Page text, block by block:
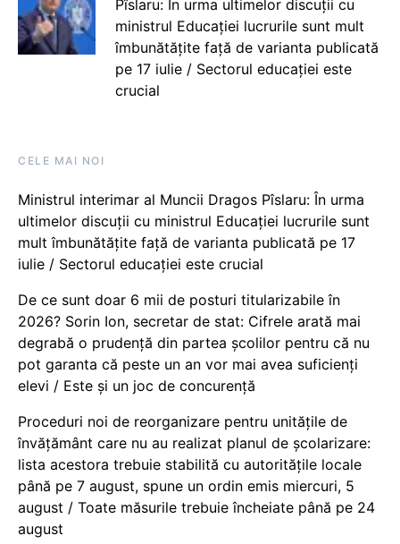
Pîslaru: În urma ultimelor discuții cu
ministrul Educației lucrurile sunt mult
îmbunătățite față de varianta publicată
pe 17 iulie / Sectorul educației este
crucial
CELE MAI NOI
Ministrul interimar al Muncii Dragos Pîslaru: În urma
ultimelor discuții cu ministrul Educației lucrurile sunt
mult îmbunătățite față de varianta publicată pe 17
iulie / Sectorul educației este crucial
De ce sunt doar 6 mii de posturi titularizabile în
2026? Sorin Ion, secretar de stat: Cifrele arată mai
degrabă o prudență din partea școlilor pentru că nu
pot garanta că peste un an vor mai avea suficienți
elevi / Este și un joc de concurență
Proceduri noi de reorganizare pentru unitățile de
învățământ care nu au realizat planul de școlarizare:
lista acestora trebuie stabilită cu autoritățile locale
până pe 7 august, spune un ordin emis miercuri, 5
august / Toate măsurile trebuie încheiate până pe 24
august